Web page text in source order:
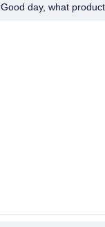
Good day, what